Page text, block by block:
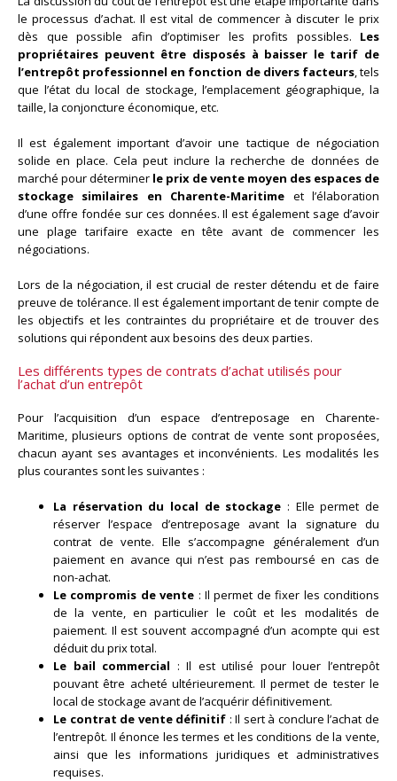
le processus d’achat. Il est vital de commencer à discuter le prix
dès que possible afin d’optimiser les profits possibles. Les
propriétaires peuvent être disposés à baisser le tarif de
l’entrepôt professionnel en fonction de divers facteurs, tels
que l’état du local de stockage, l’emplacement géographique, la
taille, la conjoncture économique, etc.
Il est également important d’avoir une tactique de négociation
solide en place. Cela peut inclure la recherche de données de
marché pour déterminer le prix de vente moyen des espaces de
stockage similaires en Charente-Maritime et l’élaboration
d’une offre fondée sur ces données. Il est également sage d’avoir
une plage tarifaire exacte en tête avant de commencer les
négociations.
Lors de la négociation, il est crucial de rester détendu et de faire
preuve de tolérance. Il est également important de tenir compte de
les objectifs et les contraintes du propriétaire et de trouver des
solutions qui répondent aux besoins des deux parties.
Les différents types de contrats d’achat utilisés pour
l’achat d’un entrepôt
Pour l’acquisition d’un espace d’entreposage en Charente-
Maritime, plusieurs options de contrat de vente sont proposées,
chacun ayant ses avantages et inconvénients. Les modalités les
plus courantes sont les suivantes :
La réservation du local de stockage : Elle permet de
réserver l’espace d’entreposage avant la signature du
contrat de vente. Elle s’accompagne généralement d’un
paiement en avance qui n’est pas remboursé en cas de
non-achat.
Le compromis de vente : Il permet de fixer les conditions
de la vente, en particulier le coût et les modalités de
paiement. Il est souvent accompagné d’un acompte qui est
déduit du prix total.
Le bail commercial : Il est utilisé pour louer l’entrepôt
pouvant être acheté ultérieurement. Il permet de tester le
local de stockage avant de l’acquérir définitivement.
Le contrat de vente définitif : Il sert à conclure l’achat de
l’entrepôt. Il énonce les termes et les conditions de la vente,
ainsi que les informations juridiques et administratives
requises.